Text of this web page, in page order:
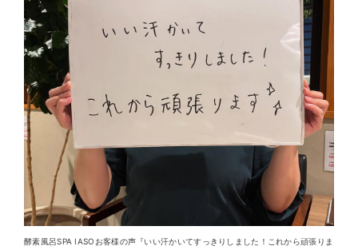
酵素風呂SPA IASOお客様の声『いい汗かいてすっきりしました！これから頑張りま